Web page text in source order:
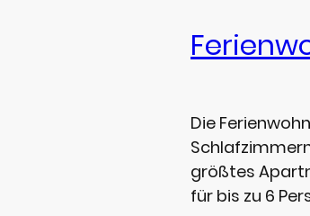
Die
größtes
für bis zu 6